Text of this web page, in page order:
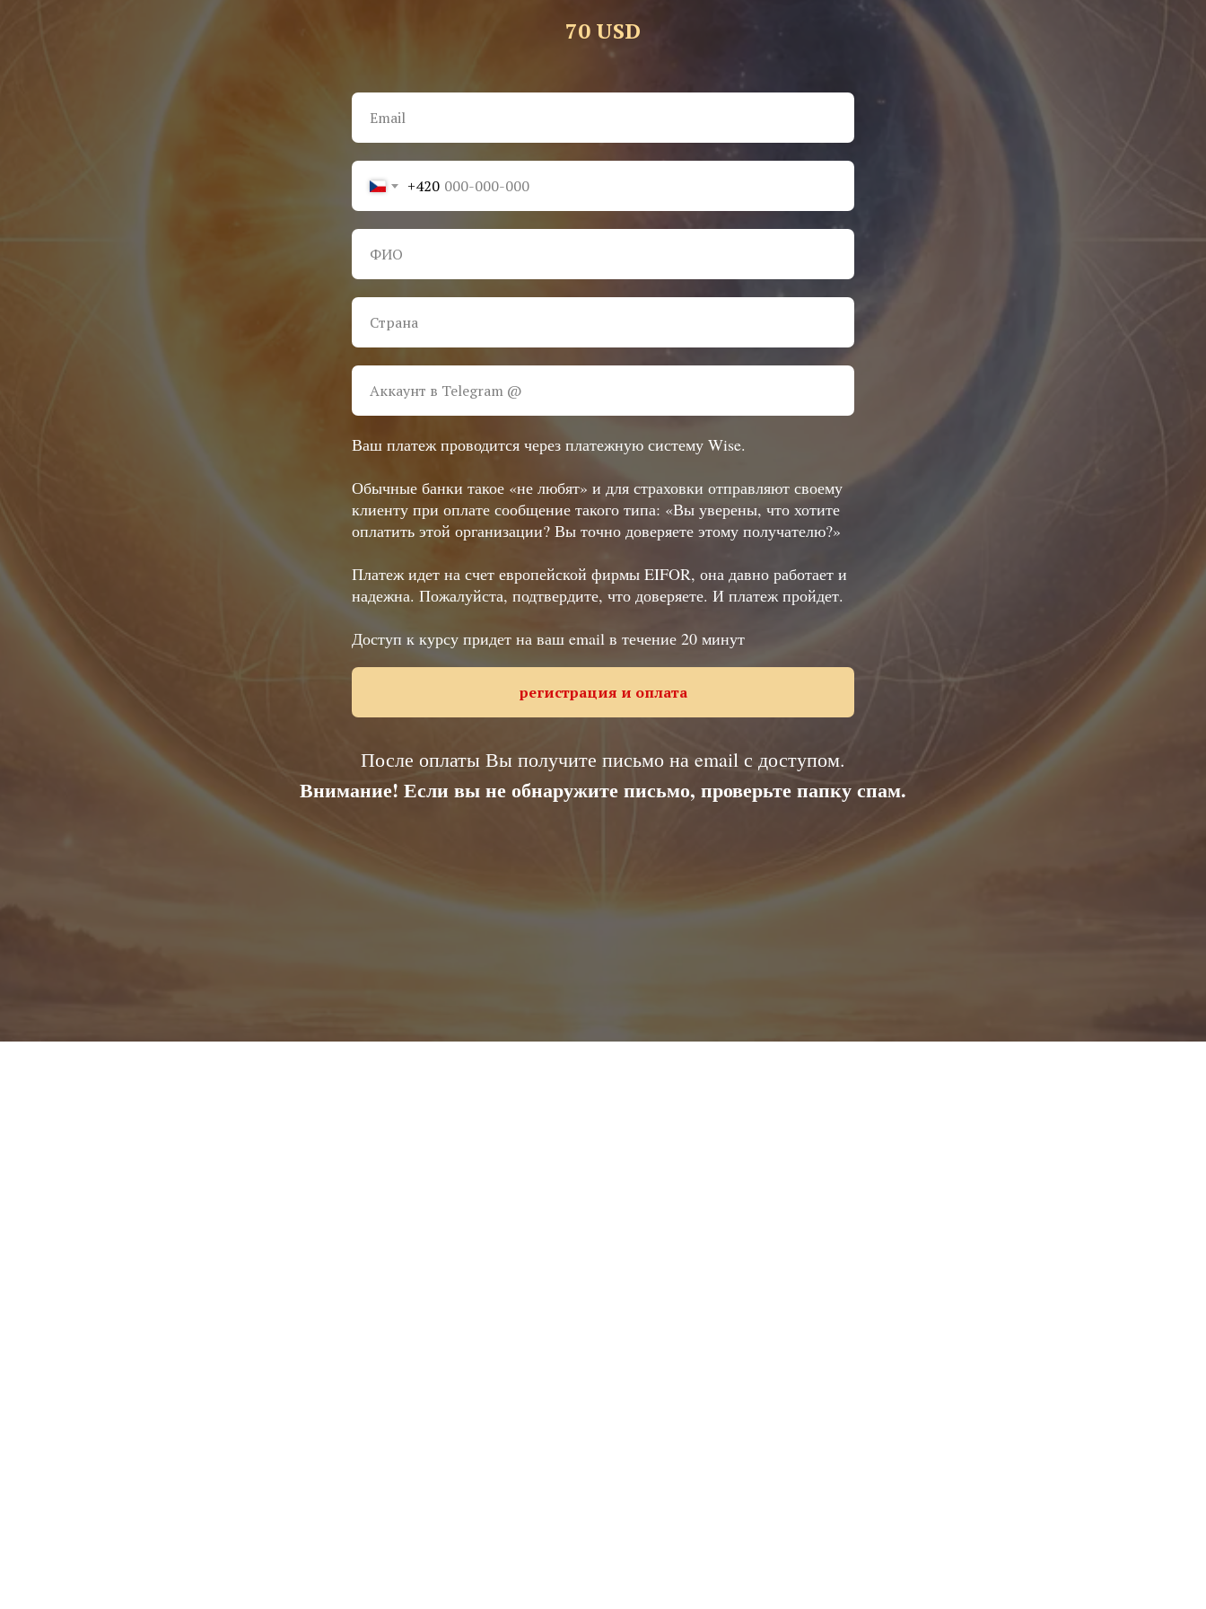
70 USD
+420
Ваш платеж проводится через платежную систему Wise.
Обычные банки такое «не любят» и для страховки отправляют своему
клиенту при оплате сообщение такого типа: «Вы уверены, что хотите
оплатить этой организации? Вы точно доверяете этому получателю?»
Платеж идет на счет европейской фирмы EIFOR, она давно работает и
надежна. Пожалуйста, подтвердите, что доверяете. И платеж пройдет.
Доступ к курсу придет на ваш email в течение 20 минут
регистрация и оплата
После оплаты Вы получите письмо на email с доступом.
Внимание! Если вы не обнаружите письмо, проверьте папку спам.